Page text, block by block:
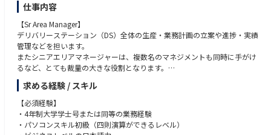
【キャリアパス】
長期的に海外で就業することができ、将来的には経営を担うこともできる
ポジションです。
仕事内容
【Sr Area Manager】
デリバリーステーション（DS）全体の生産・業務計画の立案や進捗・実績
管理などを担います。
またシニアエリアマネージャーは、複数名のマネジメントも同時に手がけ
るなど、とても裁量の大きな役割となります。
Key job responsibilities
■生産・業務計画の立案、進捗・実績・各種指標管理、人員・労務管理
1ヶ月単位の想定物量を予測する部署と連携し、週単位の生産・業務計画
を立案します。
求める経験 / スキル
【必須経験】
・4年制大学学士号または同等の業務経験
・パソコンスキル初級（四則演算ができるレベル）